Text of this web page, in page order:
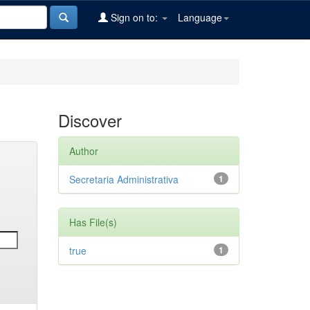
Language
Sign on to:
Discover
Author
1
Secretaria Administrativa
Has File(s)
1
true